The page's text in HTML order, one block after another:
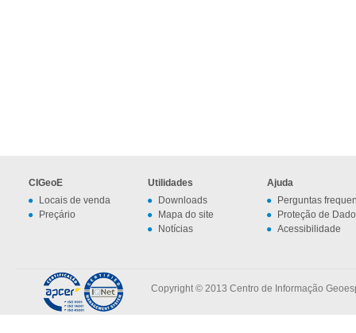
CIGeoE
Locais de venda
Preçário
Utilidades
Downloads
Mapa do site
Notícias
Ajuda
Perguntas
Proteção de
Acessibilidade
Copyright © 2013 Centro de Informação